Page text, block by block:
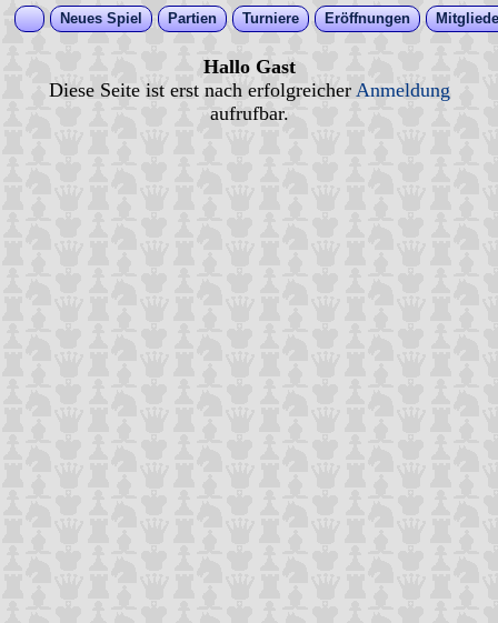
Neues Spiel Partien Turniere Eröffnungen
Hallo Gast
Diese Seite ist erst nach erfolgreicher Anmeldung
aufrufbar.